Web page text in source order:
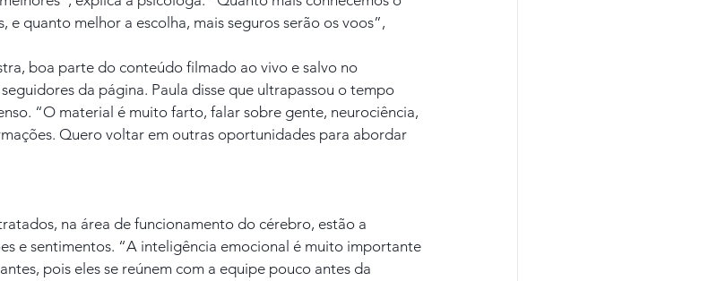
e quanto melhor a escolha, mais seguros serão os voos”,
boa parte do conteúdo filmado ao vivo e salvo no
da página. Paula disse que ultrapassou o tempo
“O material é muito farto, falar sobre gente, neurociência,
Quero voltar em outras oportunidades para abordar
na área de funcionamento do cérebro, estão a
e sentimentos. “A inteligência emocional é muito importante
pois eles se reúnem com a equipe pouco antes da